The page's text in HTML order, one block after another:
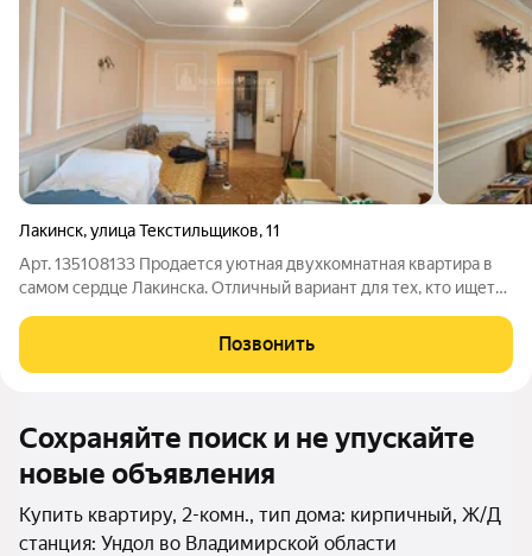
Лакинск,улица Текстильщиков,11
Арт. 135108133 Продается уютная двухкомнатная квартира в
самом сердце Лакинска. Отличный вариант для тех, кто ищет
Состояние хорошее, жилое. Квартира больших вложений не
Позвонить
Сохраняйте поиск и не упускайте
новые объявления
Купить квартиру, 2-комн., тип дома: кирпичный, Ж/Д
станция: Ундол во Владимирской области